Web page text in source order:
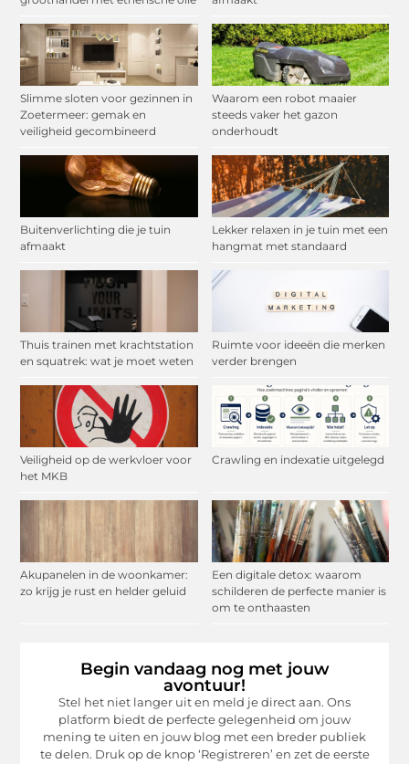
Slimme sloten voor gezinnen in
Zoetermeer: gemak en
veiligheid gecombineerd
Waarom een robot maaier
steeds vaker het gazon
onderhoudt
Buitenverlichting die je tuin
afmaakt
Lekker relaxen in je tuin met een
hangmat met standaard
Thuis trainen met krachtstation
en squatrek: wat je moet weten
Ruimte voor ideeën die merken
verder brengen
Veiligheid op de werkvloer voor
het MKB
Crawling en indexatie uitgelegd
Akupanelen in de woonkamer:
zo krijg je rust en helder geluid
Een digitale detox: waarom
schilderen de perfecte manier is
om te onthaasten
Begin vandaag nog met jouw
avontuur!
Stel het niet langer uit en meld je direct aan. Ons
platform biedt de perfecte gelegenheid om jouw
mening te uiten en jouw blog met een breder publiek
te delen. Druk op de knop ‘Registreren’ en zet de eerste